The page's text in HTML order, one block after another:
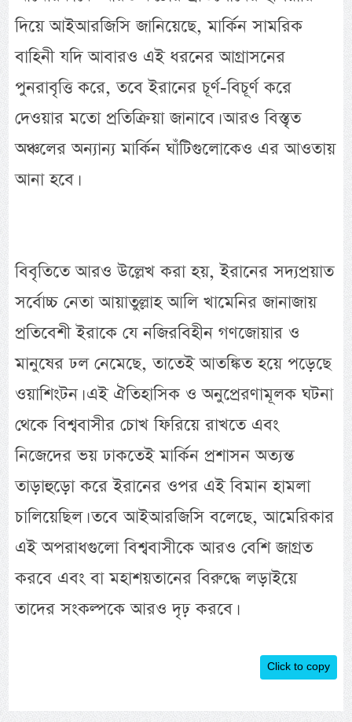
দিয়ে আইআরজিসি জানিয়েছে, মার্কিন সামরিক
বাহিনী যদি আবারও এই ধরনের আগ্রাসনের
পুনরাবৃত্তি করে, তবে ইরানের চূর্ণ-বিচূর্ণ করে
দেওয়ার মতো প্রতিক্রিয়া জানাবে। আরও বিস্তৃত
অঞ্চলের অন্যান্য মার্কিন ঘাঁটিগুলোকেও এর আওতায়
আনা হবে।
বিবৃতিতে আরও উল্লেখ করা হয়, ইরানের সদ্যপ্রয়াত
সর্বোচ্চ নেতা আয়াতুল্লাহ আলি খামেনির জানাজায়
প্রতিবেশী ইরাকে যে নজিরবিহীন গণজোয়ার ও
মানুষের ঢল নেমেছে, তাতেই আতঙ্কিত হয়ে পড়েছে
ওয়াশিংটন। এই ঐতিহাসিক ও অনুপ্রেরণামূলক ঘটনা
থেকে বিশ্ববাসীর চোখ ফিরিয়ে রাখতে এবং
নিজেদের ভয় ঢাকতেই মার্কিন প্রশাসন অত্যন্ত
তাড়াহুড়ো করে ইরানের ওপর এই বিমান হামলা
চালিয়েছিল। তবে আইআরজিসি বলেছে, আমেরিকার
এই অপরাধগুলো বিশ্ববাসীকে আরও বেশি জাগ্রত
করবে এবং বা মহাশয়তানের বিরুদ্ধে লড়াইয়ে
তাদের সংকল্পকে আরও দৃঢ় করবে।
Click to copy